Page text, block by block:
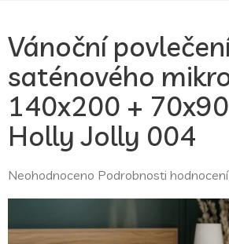
Vánoční
saténového
140x200 +
Holly Jolly 004
Průměrné
je
Neohodnoceno Podrobnosti hodnocení